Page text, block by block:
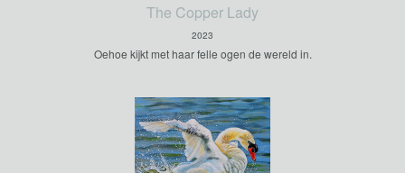
The Copper Lady
2023
Oehoe kijkt met haar felle ogen de wereld in.